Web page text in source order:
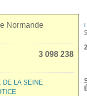
3 098 238
DE LA SEINE